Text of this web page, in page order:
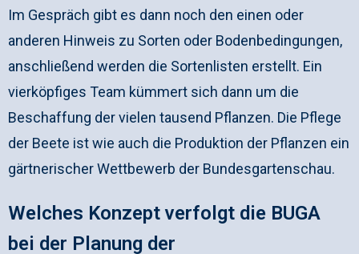
Im Gespräch gibt es dann noch den einen oder
anderen Hinweis zu Sorten oder Bodenbedingungen,
anschließend werden die Sortenlisten erstellt. Ein
vierköpfiges Team kümmert sich dann um die
Beschaffung der vielen tausend Pflanzen. Die Pflege
der Beete ist wie auch die Produktion der Pflanzen ein
gärtnerischer Wettbewerb der Bundesgartenschau.
Welches Konzept verfolgt die BUGA
bei der Planung der